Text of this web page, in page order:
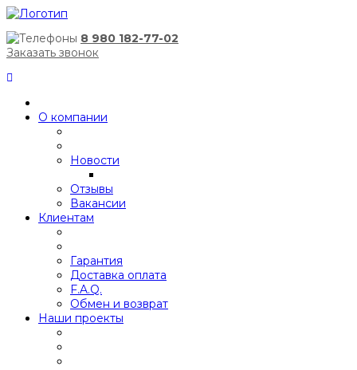
8 980 182-77-02
Заказать звонок
О компании
Новости
Отзывы
Вакансии
Клиентам
Гарантия
Доставка оплата
F.A.Q.
Обмен и возврат
Наши проекты